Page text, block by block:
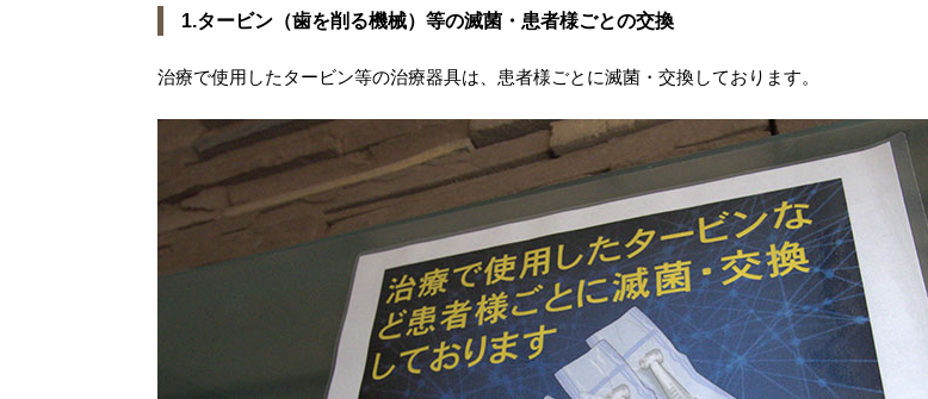
1.タービン（歯を削る機械）等の滅菌・患者様ごとの交換
治療で使用したタービン等の治療器具は、患者様ごとに滅菌・交換しております。